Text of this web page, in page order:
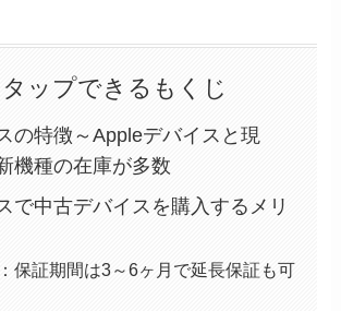
タップできるもくじ
の特徴～Appleデバイスと現
機種の在庫が多数
で中古デバイスを購入するメリ
保証期間は3～6ヶ月で延長保証も可